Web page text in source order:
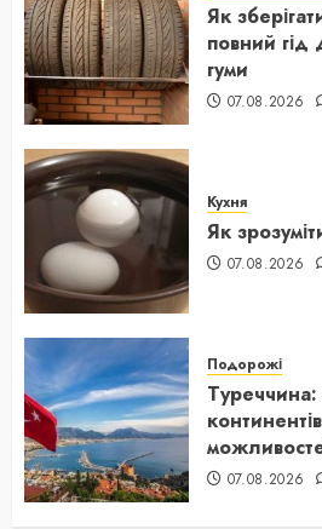
Як
повний гід
гуми
07.08.2026
Кухня
Як
07.08.2026
Подорожі
Туреччина:
07.08.2026